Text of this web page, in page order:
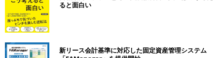
ると面白い
新リース会計基準に対応した固定資産管理システム